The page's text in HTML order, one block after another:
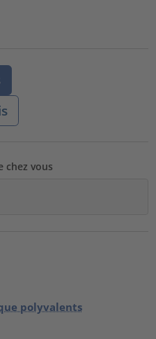
chez vous
polyvalents